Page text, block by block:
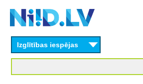
content
Izglītības iespējas